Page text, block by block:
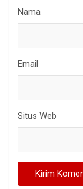
Nama
Email
Situs Web